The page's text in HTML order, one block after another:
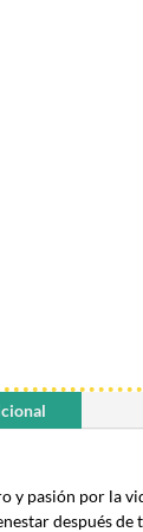
y pasión por la
después de